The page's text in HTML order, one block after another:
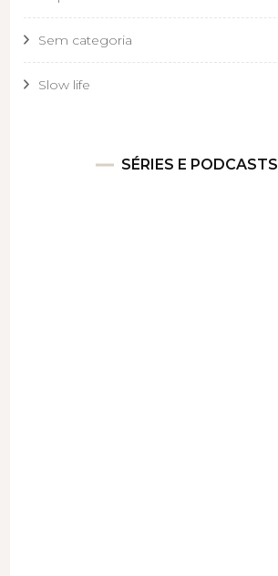
Sem categoria
Slow life
SÉRIES E PODCASTS